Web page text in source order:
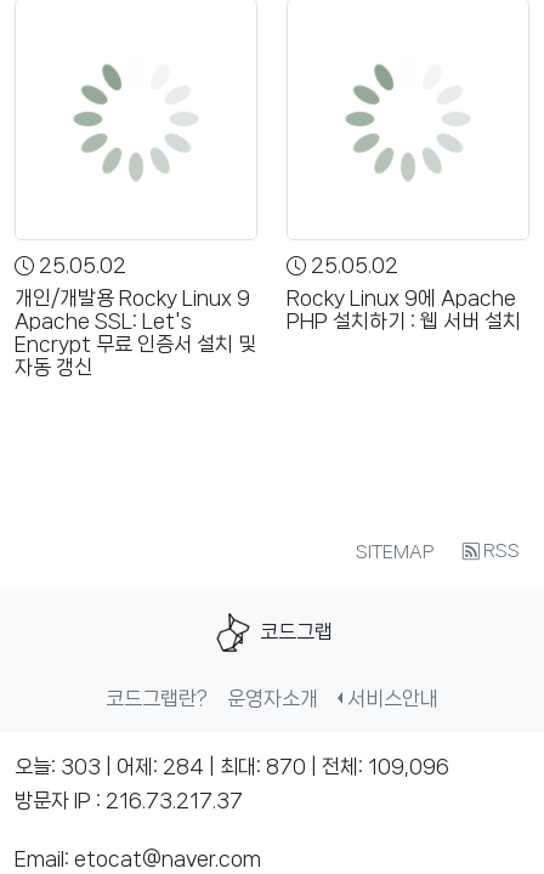
25.05.02
개인/개발용 Rocky Linux 9
Apache SSL: Let's
Encrypt 무료 인증서 설치 및
자동 갱신
25.05.02
Rocky Linux 9에 Apache
PHP 설치하기 : 웹 서버 설치
SITEMAP RSS
코드그랩
코드그랩란? 운영자소개 서비스안내
오늘: 303 | 어제: 284 | 최대: 870 | 전체: 109,096
방문자 IP : 216.73.217.37
Email: etocat@naver.com